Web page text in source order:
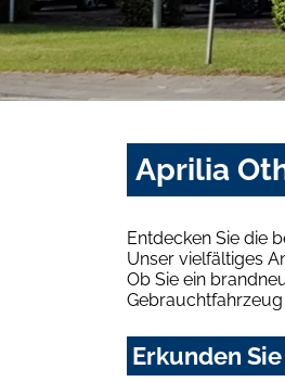
Aprilia
Entdecken Sie die
Unser vielfältiges
Ob Sie ein
Gebrauchtfahrzeug
Erkunden